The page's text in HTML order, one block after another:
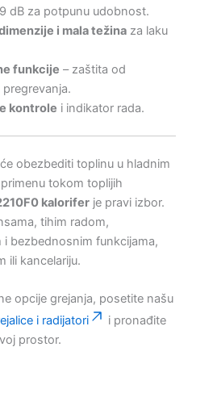
dB za potpunu udobnost.
i mala težinaza laku
funkcije – zaštita od
kontrole i indikator rada.
obezbediti toplinu u hladnim
tokom toplijih
kalorifer je pravi izbor.
tihim radom,
bezbednosnim funkcijama,
ili kancelariju.
opcije grejanja, posetite našu
i radijatori
i pronađite
prostor.